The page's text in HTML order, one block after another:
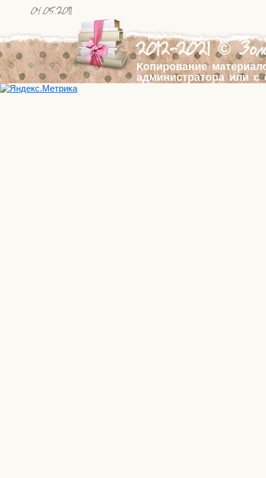
04.05.2011
2012-2021 ©
Копирование
администратора или с